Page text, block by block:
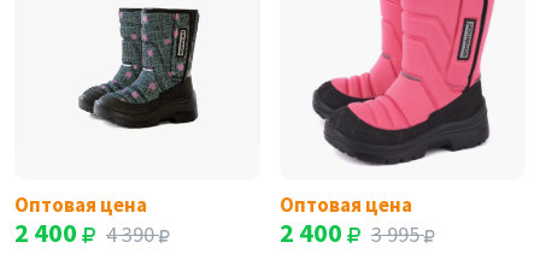
Оптовая цена
2 400 4 390
Оптовая цена
2 400 3 995